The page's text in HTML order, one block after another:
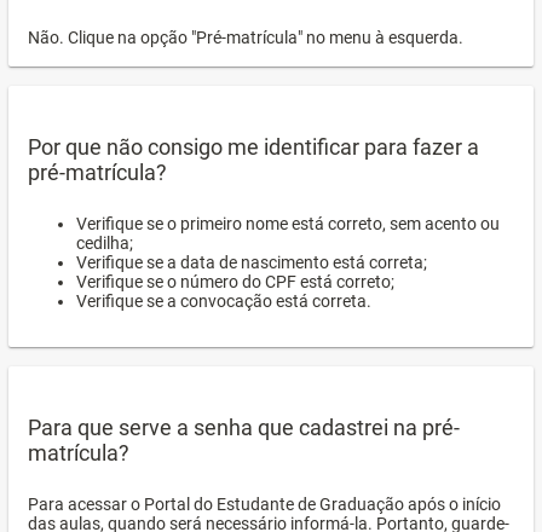
Não. Clique na opção "Pré-matrícula" no menu à esquerda.
Por que não consigo me identificar para fazer a
pré-matrícula?
Verifique se o primeiro nome está correto, sem acento ou
cedilha;
Verifique se a data de nascimento está correta;
Verifique se o número do CPF está correto;
Verifique se a convocação está correta.
Para que serve a senha que cadastrei na pré-
matrícula?
Para acessar o Portal do Estudante de Graduação após o início
das aulas, quando será necessário informá-la. Portanto, guarde-